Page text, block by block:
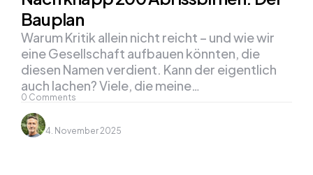
Bauplan
0 Comments
Warum Kritik allein nicht reicht – und wie wir
eine Gesellschaft aufbauen könnten, die
diesen Namen verdient. Kann der eigentlich
auch lachen? Viele, die meine…
4. November 2025